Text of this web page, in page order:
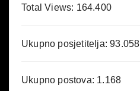
Total Views: 164.400
Ukupno posjetitelja:93.058
Ukupno postova: 1.168